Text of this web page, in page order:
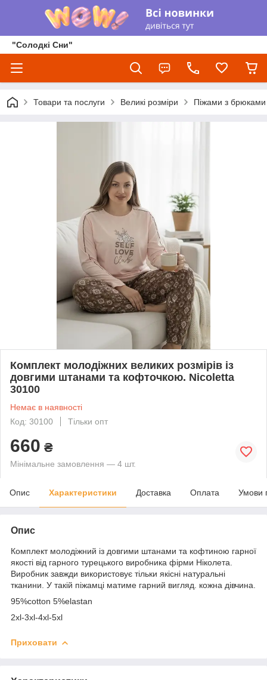
"Солодкі Сни"
Товари та послуги Великі розміри Піжами з брюками
Комплект молодіжних великих розмірів із
довгими штанами та кофточкою. Nicoletta
30100
Немає в наявності
Код: 30100
Тільки опт
660 ₴
Мінімальне замовлення — 4 шт.
Опис Характеристики Доставка Оплата Умови
Опис
Комплект молодіжний із довгими штанами та кофтиною гарної
якості від гарного турецького виробника фірми Ніколета.
Виробник завжди використовує тільки якісні натуральні
тканини. У такій піжамці матиме гарний вигляд. кожна дівчина.
95%cotton 5%elastan
2xl-3xl-4xl-5xl
Приховати